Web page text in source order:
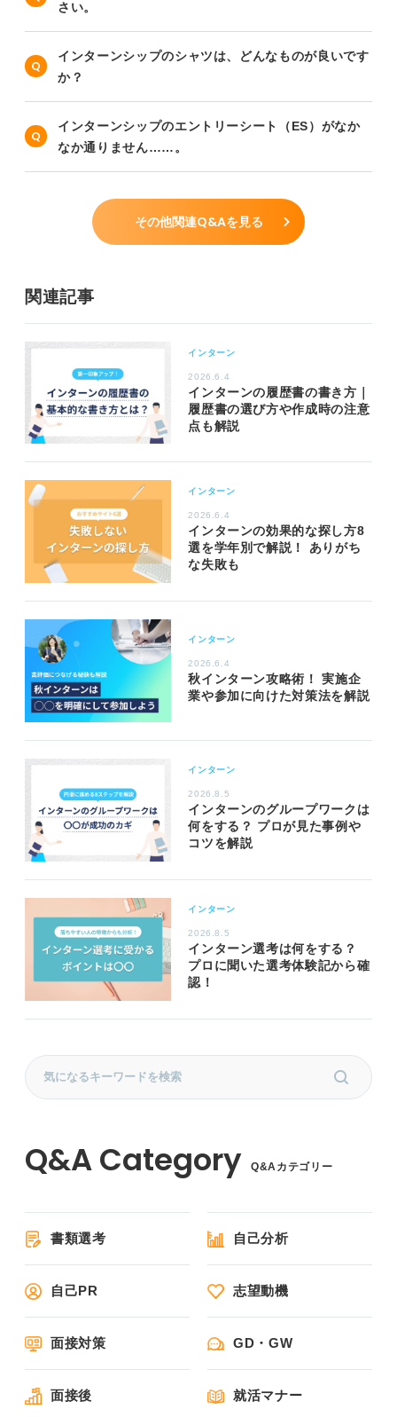
さい。
インターンシップのシャツは、どんなものが良いです
か？
インターンシップのエントリーシート（ES）がなか
なか通りません……。
その他関連Q&Aを見る
関連記事
インターン
2026.6.4
インターンの履歴書の書き方｜
履歴書の選び方や作成時の注意
点も解説
インターン
2026.6.4
インターンの効果的な探し方8
選を学年別で解説！ ありがち
な失敗も
インターン
2026.6.4
秋インターン攻略術！ 実施企
業や参加に向けた対策法を解説
インターン
2026.8.5
インターンのグループワークは
何をする？ プロが見た事例や
コツを解説
インターン
2026.8.5
インターン選考は何をする？
プロに聞いた選考体験記から確
認！
Q&Aカテゴリー
書類選考 自己分析
自己PR 志望動機
面接対策 GD・GW
面接後 就活マナー